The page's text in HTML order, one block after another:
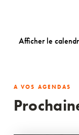
Afficher le
A VOS AGENDAS